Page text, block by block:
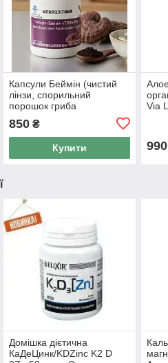
Капсули Беймін (чистий
лінзи, спорильний
порошок гриба
капс по 0,5
850₴
Купити
Via
990
Домішка дієтична
КаДеЦинк/KDZinc K2 D